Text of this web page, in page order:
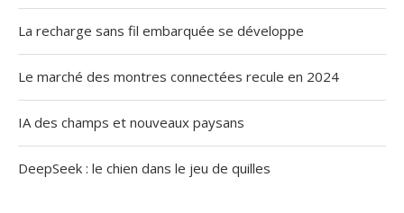
La recharge sans fil embarquée se développe
Le marché des montres connectées recule en 2024
IA des champs et nouveaux paysans
DeepSeek : le chien dans le jeu de quilles